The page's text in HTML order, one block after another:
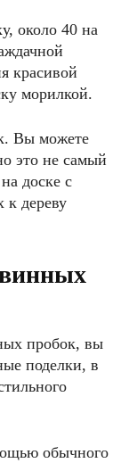
около 40 на
красивой
морилкой.
Вы можете
это не самый
доске с
к дереву
пробок, вы
поделки, в
обычного